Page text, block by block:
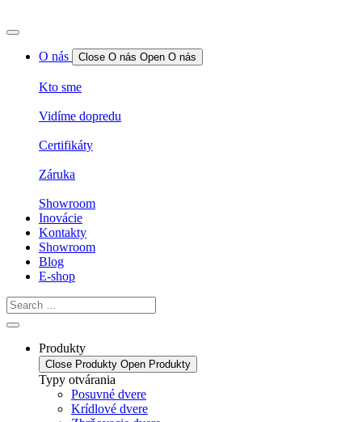
O nás Close O nás Open O nás
Kto sme
Vidíme dopredu
Certifikáty
Záruka
Showroom
Inovácie
Kontakty
Showroom
Blog
E-shop
Produkty
Close Produkty Open Produkty
Typy otvárania
Posuvné dvere
Krídlové dvere